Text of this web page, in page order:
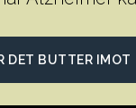
DET BUTTER IMOT